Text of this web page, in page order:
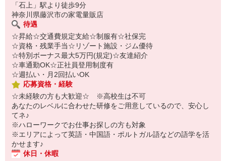
「石上」駅より徒歩9分
神奈川県藤沢市の家電量販店
待遇
☆昇給☆交通費規定支給☆制服有☆社保完
☆資格・残業手当☆リゾート施設・ジム優待
☆特別ボーナス最大5万円(規定)☆友達紹介
☆車通勤OK☆正社員登用制度有
☆週払い・月2回払いOK
応募資格・経験
☆未経験の方も大歓迎☆ ※高校生は不可
あなたのレベルに合わせた研修をご用意しているので、安心し
てネ♪
※ハローワークでお仕事お探しの方も対象
※エリアによって英語・中国語・ポルトガル語などの語学を活
かせます♪
休日・休暇